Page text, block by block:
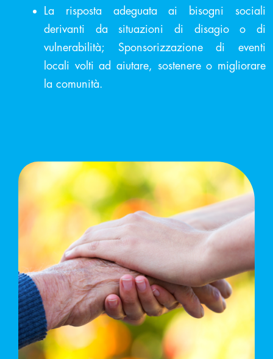
La risposta adeguata ai bisogni sociali
derivanti da situazioni di disagio o di
vulnerabilità; Sponsorizzazione di eventi
locali volti ad aiutare, sostenere o migliorare
la comunità.